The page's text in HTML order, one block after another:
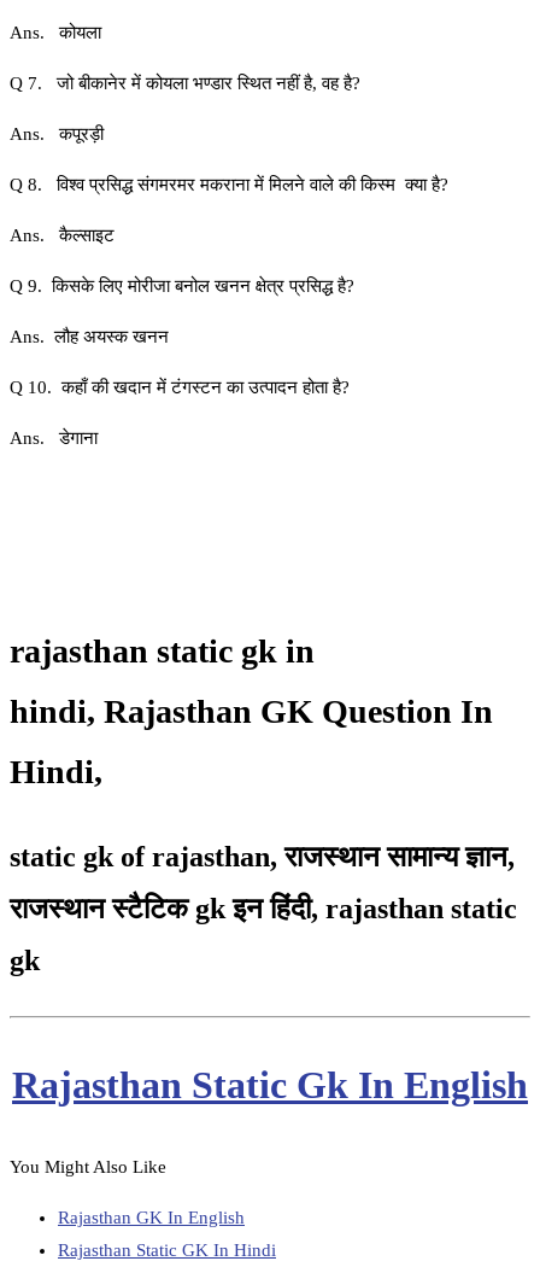
Ans. कोयला
Q 7. जो बीकानेर में कोयला भण्डार स्थित नहीं है, वह है?
Ans. कपूरड़ी
Q 8. विश्व प्रसिद्ध संगमरमर मकराना में मिलने वाले की किस्म क्या है?
Ans. कैल्साइट
Q 9. किसके लिए मोरीजा बनोल खनन क्षेत्र प्रसिद्ध है?
Ans. लौह अयस्क खनन
Q 10. कहाँ की खदान में टंगस्टन का उत्पादन होता है?
Ans. डेगाना
rajasthan static gk in
hindi, Rajasthan GK Question In
Hindi,
static gk of rajasthan,राजस्थान सामान्य ज्ञान,
राजस्थान स्टैटिक gk इन हिंदी, rajasthan static
gk
Rajasthan Static Gk In English
You Might Also Like
Rajasthan GK In English
Rajasthan Static GK In Hindi